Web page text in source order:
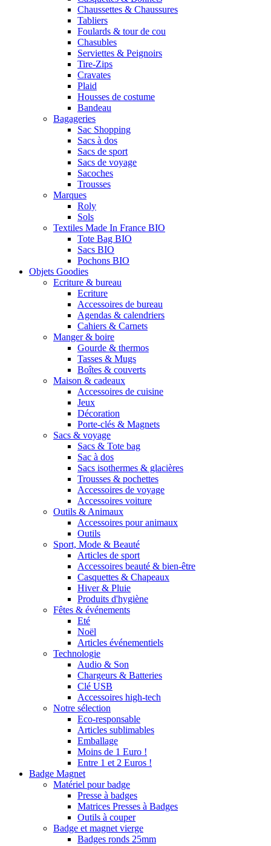
Chaussettes & Chaussures
Tabliers
Foulards & tour de cou
Chasubles
Serviettes & Peignoirs
Tire-Zips
Cravates
Plaid
Housses de costume
Bandeau
Bagageries
Sac Shopping
Sacs à dos
Sacs de sport
Sacs de voyage
Sacoches
Trousses
Marques
Roly
Sols
Textiles Made In France BIO
Tote Bag BIO
Sacs BIO
Pochons BIO
Objets Goodies
Ecriture & bureau
Ecriture
Accessoires de bureau
Agendas & calendriers
Cahiers & Carnets
Manger & boire
Gourde & thermos
Tasses & Mugs
Boîtes & couverts
Maison & cadeaux
Accessoires de cuisine
Jeux
Décoration
Porte-clés & Magnets
Sacs & voyage
Sacs & Tote bag
Sac à dos
Sacs isothermes & glacières
Trousses & pochettes
Accessoires de voyage
Accessoires voiture
Outils & Animaux
Accessoires pour animaux
Outils
Sport, Mode & Beauté
Articles de sport
Accessoires beauté & bien-être
Casquettes & Chapeaux
Hiver & Pluie
Produits d'hygiène
Fêtes & événements
Eté
Noël
Articles événementiels
Technologie
Audio & Son
Chargeurs & Batteries
Clé USB
Accessoires high-tech
Notre sélection
Eco-responsable
Articles sublimables
Emballage
Moins de 1 Euro !
Entre 1 et 2 Euros !
Badge Magnet
Matériel pour badge
Presse à badges
Matrices Presses à Badges
Outils à couper
Badge et magnet vierge
Badges ronds 25mm